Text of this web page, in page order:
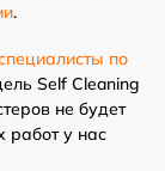
.
по
Self Cleaning
не будет
работ у нас